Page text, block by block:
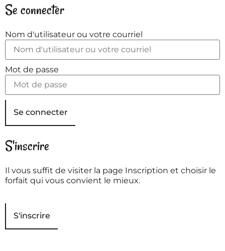
Se connecter
Nom d'utilisateur ou votre courriel
Mot de passe
Se connecter
S'inscrire
Il vous suffit de visiter la page Inscription et choisir le
forfait qui vous convient le mieux.
S'inscrire